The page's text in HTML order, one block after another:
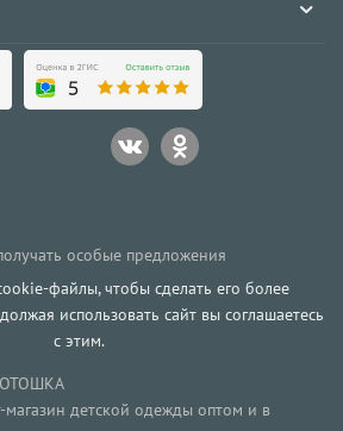
особые предложения
файлы, чтобы сделать его более
использовать сайт вы соглашаетесь
с этим.
магазин детской одежды оптом и в